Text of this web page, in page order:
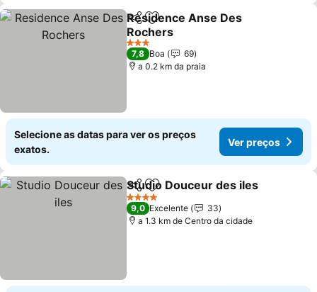
PartilharAdicionar aos favoritos
Residence Anse Des
Rochers
3 Estrelas
7,8 Boa
69
a 0.2 km da praia
Selecione as datas para ver os preços
exatos.
Ver preços
PartilharAdicionar aos favoritos
Studio Douceur des iles
4 Estrelas
9,0 Excelente
33
a 1.3 km de Centro da cidade